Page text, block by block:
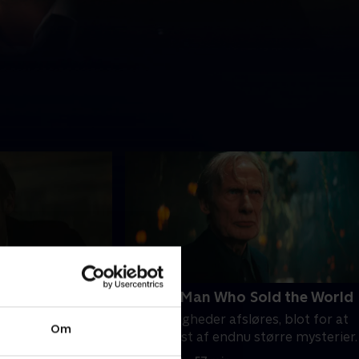
Om
CIA-
10. The Man Who Sold the World
Hemmeligheder afsløres, blot for at
blive afløst af endnu større mysterier.